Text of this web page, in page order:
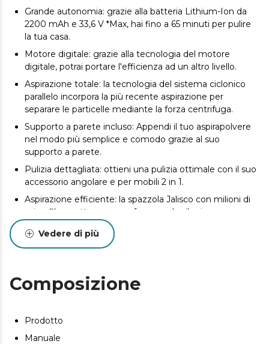
Grande autonomia: grazie alla batteria Lithium-Ion da
2200 mAh e 33,6 V *Max, hai fino a 65 minuti per pulire
la tua casa.
Motore digitale: grazie alla tecnologia del motore
digitale, potrai portare l'efficienza ad un altro livello.
Aspirazione totale: la tecnologia del sistema ciclonico
parallelo incorpora la più recente aspirazione per
separare le particelle mediante la forza centrifuga.
Supporto a parete incluso: Appendi il tuo aspirapolvere
nel modo più semplice e comodo grazie al suo
supporto a parete.
Pulizia dettagliata: ottieni una pulizia ottimale con il suo
accessorio angolare e per mobili 2 in 1.
Aspirazione efficiente: la spazzola Jalisco con milioni di
microfibre cattura senza sforzo anche il microsporco.
Alta pressione di aspirazione: pulisce a fondo con la sua
pressione di 30 kPa.
Vedere di più
Composizione
Prodotto
Manuale